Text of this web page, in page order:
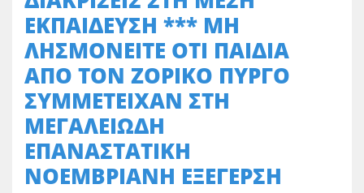
ΕΚΠΑΙΔΕΥΣΗ *** ΜΗ
ΛΗΣΜΟΝΕΙΤΕ ΟΤΙ ΠΑΙΔΙΑ
ΑΠΟ ΤΟΝ ΖΟΡΙΚΟ ΠΥΡΓΟ
ΣΥΜΜΕΤΕΙΧΑΝ ΣΤΗ
ΜΕΓΑΛΕΙΩΔΗ
ΕΠΑΝΑΣΤΑΤΙΚΗ
ΝΟΕΜΒΡΙΑΝΗ ΕΞΕΓΕΡΣΗ